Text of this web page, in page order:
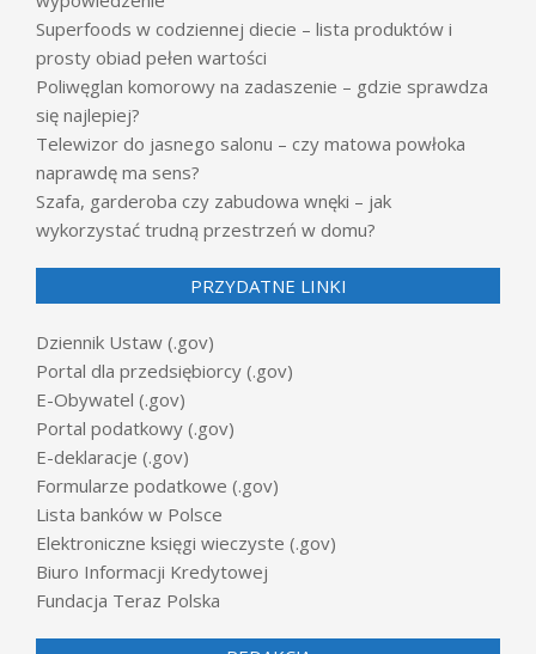
Superfoods w codziennej diecie – lista produktów i
prosty obiad pełen wartości
Poliwęglan komorowy na zadaszenie – gdzie sprawdza
się najlepiej?
Telewizor do jasnego salonu – czy matowa powłoka
naprawdę ma sens?
Szafa, garderoba czy zabudowa wnęki – jak
wykorzystać trudną przestrzeń w domu?
PRZYDATNE LINKI
Dziennik Ustaw (.gov)
Portal dla przedsiębiorcy (.gov)
E-Obywatel (.gov)
Portal podatkowy (.gov)
E-deklaracje (.gov)
Formularze podatkowe (.gov)
Lista banków w Polsce
Elektroniczne księgi wieczyste (.gov)
Biuro Informacji Kredytowej
Fundacja Teraz Polska